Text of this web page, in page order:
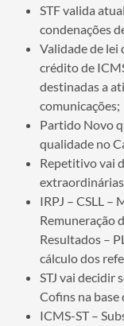
STF valida
condenações
Validade de
crédito de
destinadas a
comunicações;
Partido Novo
qualidade no
Repetitivo vai
IRPJ – CSLL
Remuneração
Resultados –
cálculo dos
STJ vai decidir
Cofins na base
ICMS-ST –